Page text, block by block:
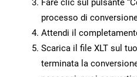
Fare clic sul pulsante
processo di
Attendi il
Scarica il file XLT sul
terminata la